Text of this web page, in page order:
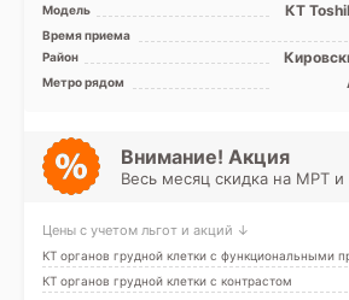
Модель
КТ
МРТ
Время приема
Район
Метро рядом
Внимание! Акция
Весь месяц скидка на МРТ и
Цены с учетом льгот и акций ↓
КТ органов грудной клетки с функциональными
КТ органов грудной клетки с контрастом